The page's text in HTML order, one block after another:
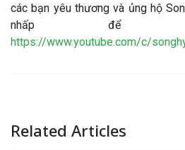
các bạn yêu thương và ủng hộ
nhấp để
https://www.youtube.com/c/
Related Articles